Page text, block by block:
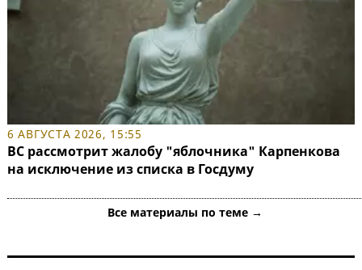
6 АВГУСТА 2026, 15:55
ВС рассмотрит жалобу "яблочника" Карпенкова
на исключение из списка в Госдуму
Все материалы по теме →